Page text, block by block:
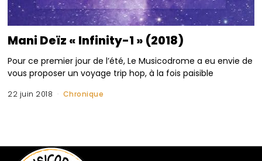
Mani Deïz « Infinity-1 » (2018)
Pour ce premier jour de l’été, Le Musicodrome a eu envie de
vous proposer un voyage trip hop, à la fois paisible
22 juin 2018 Chronique